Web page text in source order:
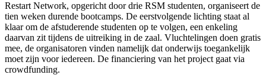
Restart Network, opgericht door drie RSM studenten, organiseert de
tien weken durende bootcamps. De eerstvolgende lichting staat al
klaar om de afstuderende studenten op te volgen, een enkeling
daarvan zit tijdens de uitreiking in de zaal. Vluchtelingen doen gratis
mee, de organisatoren vinden namelijk dat onderwijs toegankelijk
moet zijn voor iedereen. De financiering van het project gaat via
crowdfunding.